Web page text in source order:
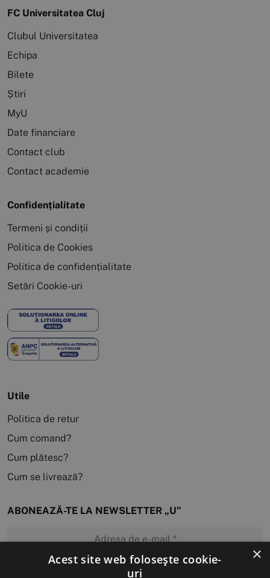
FC Universitatea Cluj
Clubul Universitatea
Echipa
Bilete
Știri
MyU
Date financiare
Contact club
Contact academie
Confidențialitate
Termeni și condiții
Politica de Cookies
Politica de confidențialitate
Setări Cookie-uri
Utile
Politica de retur
Cum comand?
Cum plătesc?
Cum se livrează?
ABONEAZĂ-TE LA NEWSLETTER „U”
MĂ ABONEZ
×
Acest site web folosește cookie-
uri